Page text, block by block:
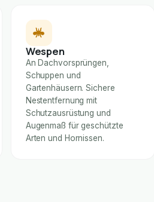
Wespen
An Dachvorsprüngen,
Schuppen und
Gartenhäusern. Sichere
Nestentfernung mit
Schutzausrüstung und
Augenmaß für geschützte
Arten und Hornissen.